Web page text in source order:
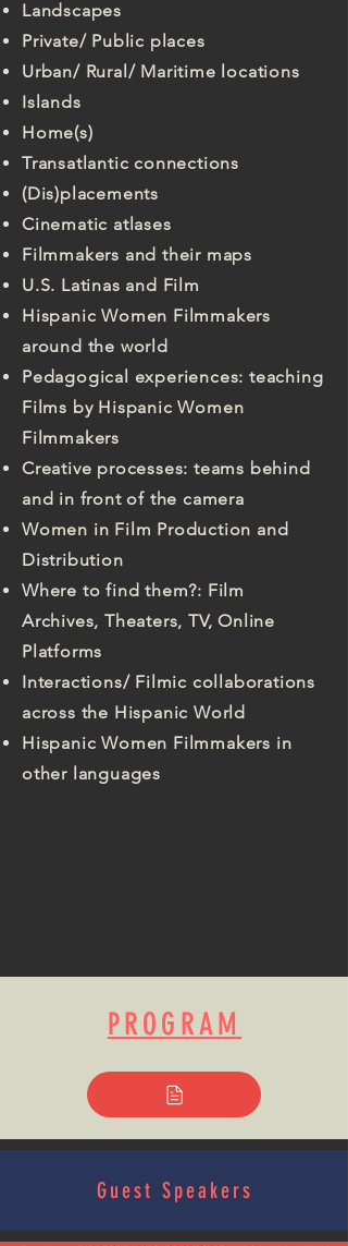
Landscapes
Private/ Public places
Urban/ Rural/ Maritime locations
Islands
Home(s)
Transatlantic connections
(Dis)placements
Cinematic atlases
Filmmakers and their maps
U.S. Latinas and Film
Hispanic Women Filmmakers
around the world
Pedagogical experiences: teaching
Films by Hispanic Women
Filmmakers
Creative processes: teams behind
and in front of the camera
Women in Film Production and
Distribution
Where to find them?: Film
Archives, Theaters, TV, Online
Platforms
Interactions/ Filmic collaborations
across the Hispanic World
Hispanic Women Filmmakers in
other languages
PROGRAM
Guest Speakers